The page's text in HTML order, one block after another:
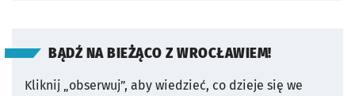
BĄDŹ NA BIEŻĄCO Z WROCŁAWIEM!
Kliknij „obserwuj”, aby wiedzieć, co dzieje się we